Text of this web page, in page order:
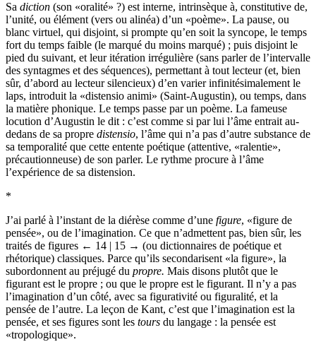
Sa diction (son «oralité» ?) est interne, intrinsèque à, constitutive de,
l’unité, ou élément (vers ou alinéa) d’un «poème». La pause, ou
blanc virtuel, qui disjoint, si prompte qu’en soit la syncope, le temps
fort du temps faible (le marqué du moins marqué) ; puis disjoint le
pied du suivant, et leur itération irrégulière (sans parler de l’intervalle
des syntagmes et des séquences), permettant à tout lecteur (et, bien
sûr, d’abord au lecteur silencieux) d’en varier infinitésimalement le
laps, introduit la «distensio animi» (Saint-Augustin), ou temps, dans
la matière phonique. Le temps passe par un poème. La fameuse
locution d’Augustin le dit : c’est comme si par lui l’âme entrait au-
dedans de sa propre distensio, l’âme qui n’a pas d’autre substance de
sa temporalité que cette entente poétique (attentive, «ralentie»,
précautionneuse) de son parler. Le rythme procure à l’âme
l’expérience de sa distension.
*
J’ai parlé à l’instant de la diérèse comme d’une figure, «figure de
pensée», ou de l’imagination. Ce que n’admettent pas, bien sûr, les
traités de figures ← 14 | 15 → (ou dictionnaires de poétique et
rhétorique) classiques. Parce qu’ils secondarisent «la figure», la
subordonnent au préjugé du propre. Mais disons plutôt que le
figurant est le propre ; ou que le propre est le figurant. Il n’y a pas
l’imagination d’un côté, avec sa figurativité ou figuralité, et la
pensée de l’autre. La leçon de Kant, c’est que l’imagination est la
pensée, et ses figures sont les tours du langage : la pensée est
«tropologique».